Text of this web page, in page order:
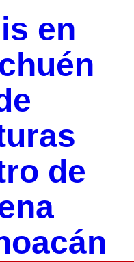
en
de